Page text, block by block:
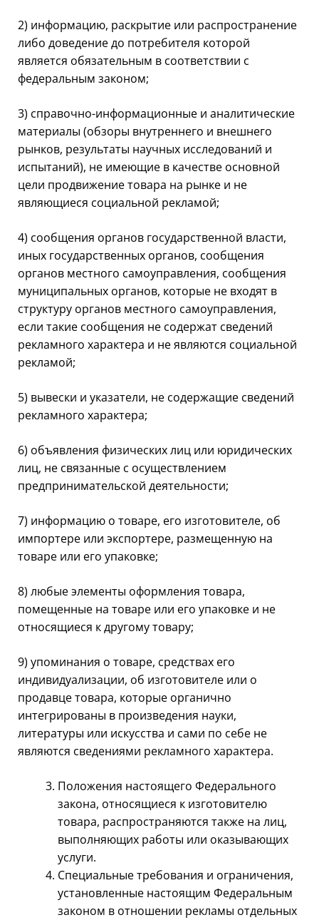
2) информацию, раскрытие или распространение
либо доведение до потребителя которой
является обязательным в соответствии с
федеральным законом;
3) справочно-информационные и аналитические
материалы (обзоры внутреннего и внешнего
рынков, результаты научных исследований и
испытаний), не имеющие в качестве основной
цели продвижение товара на рынке и не
являющиеся социальной рекламой;
4) сообщения органов государственной власти,
иных государственных органов, сообщения
органов местного самоуправления, сообщения
муниципальных органов, которые не входят в
структуру органов местного самоуправления,
если такие сообщения не содержат сведений
рекламного характера и не являются социальной
рекламой;
5) вывески и указатели, не содержащие сведений
рекламного характера;
6) объявления физических лиц или юридических
лиц, не связанные с осуществлением
предпринимательской деятельности;
7) информацию о товаре, его изготовителе, об
импортере или экспортере, размещенную на
товаре или его упаковке;
8) любые элементы оформления товара,
помещенные на товаре или его упаковке и не
относящиеся к другому товару;
9) упоминания о товаре, средствах его
индивидуализации, об изготовителе или о
продавце товара, которые органично
интегрированы в произведения науки,
литературы или искусства и сами по себе не
являются сведениями рекламного характера.
Положения настоящего Федерального
закона, относящиеся к изготовителю
товара, распространяются также на лиц,
выполняющих работы или оказывающих
услуги.
Специальные требования и ограничения,
установленные настоящим Федеральным
законом в отношении рекламы отдельных